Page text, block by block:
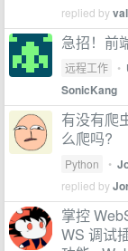
replied by
急招！前
远程工作 •
SonicKang
有没有爬
么爬吗?
Python •
replied by
掌控
WS 调试